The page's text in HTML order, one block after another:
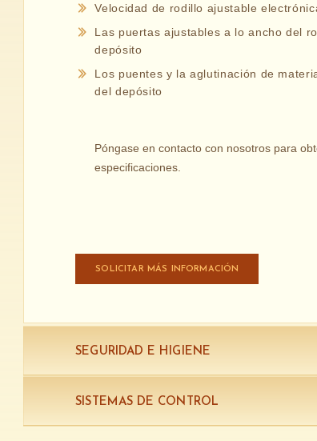
Velocidad de rodillo ajustable
Las puertas ajustables a lo ancho del
depósito
Los puentes y la aglutinación de
del depósito
Póngase en contacto con nosotros para
especificaciones.
SOLICITAR MÁS INFORMACIÓN
SEGURIDAD E HIGIENE
Los equipos de RBS están
SISTEMAS DE CONTROL